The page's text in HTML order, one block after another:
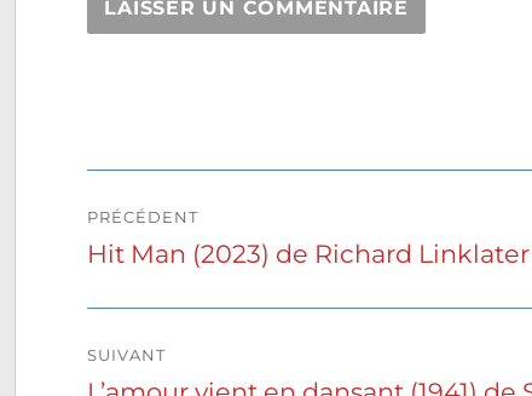
de
PRÉCÉDENT
Publication
Hit Man (2023) de Richard Linklater
SUIVANT
Publication